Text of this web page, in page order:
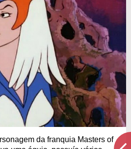
da franquia Masters of